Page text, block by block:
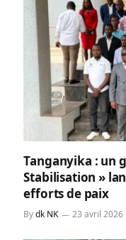
Tanganyika : un
Stabilisation »
efforts de paix
By dk NK 23 avril 2026